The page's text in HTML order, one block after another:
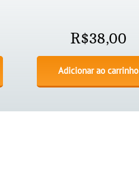
R$38,00
Adicionar ao carrinho